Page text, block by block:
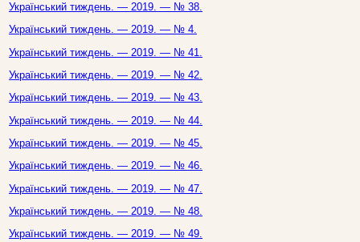
Український тиждень. — 2019. — № 38.
Український тиждень. — 2019. — № 4.
Український тиждень. — 2019. — № 41.
Український тиждень. — 2019. — № 42.
Український тиждень. — 2019. — № 43.
Український тиждень. — 2019. — № 44.
Український тиждень. — 2019. — № 45.
Український тиждень. — 2019. — № 46.
Український тиждень. — 2019. — № 47.
Український тиждень. — 2019. — № 48.
Український тиждень. — 2019. — № 49.